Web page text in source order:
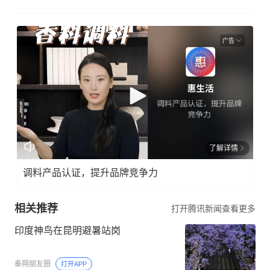
广告
了解详情
调料产品认证，提升品牌竞争力
相关推荐 打开腾讯新闻查看更多
印度神鸟在昆明避暑站岗
秦朔朋友圈 打开APP